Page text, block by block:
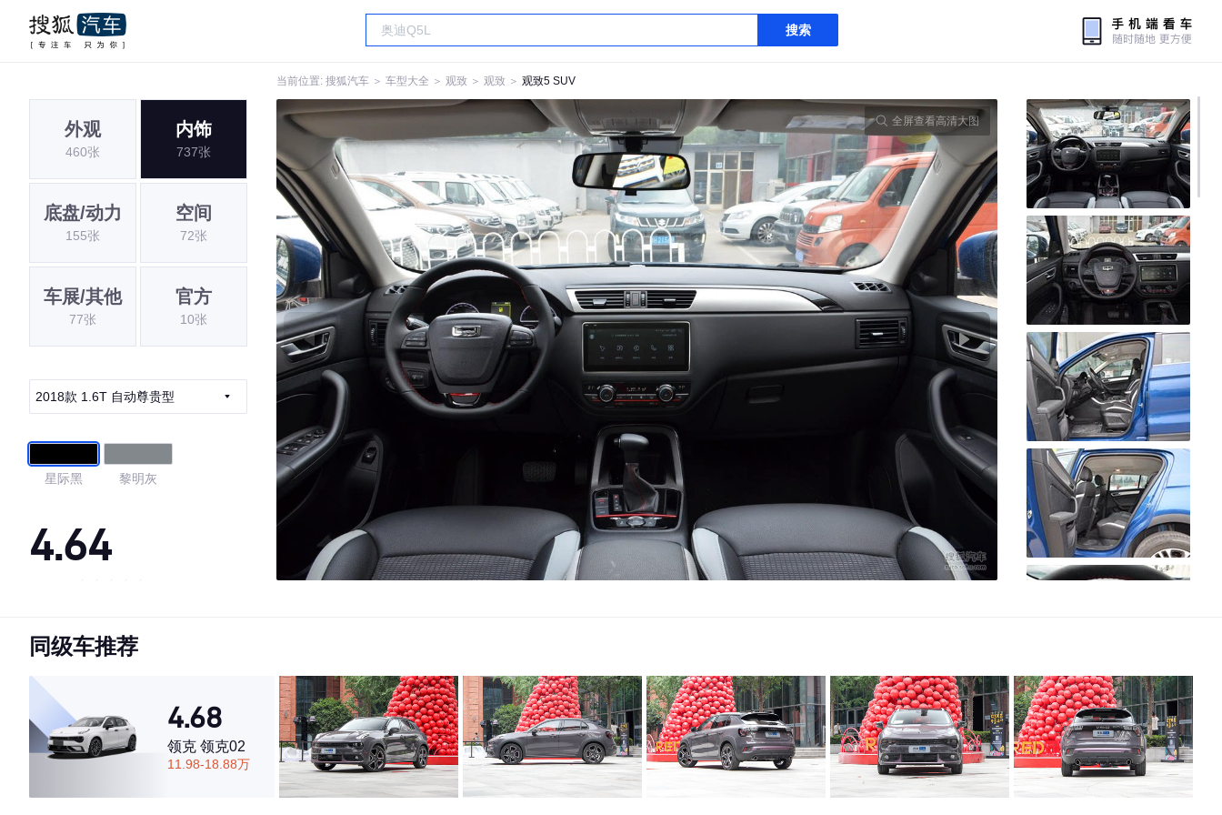
搜索
当前位置: 搜狐汽车 ＞ 车型大全 ＞ 观致 ＞ 观致 ＞ 观致5 SUV
外观
460张
内饰
737张
底盘/动力
155张
空间
72张
车展/其他
77张
官方
10张
2018款 1.6T 自动尊贵型
星际黑 黎明灰
4.64
·内饰表现一般，低于59%同级车
·空间表现较为优秀，优于61%同级车
全屏查看高清大图
同级车推荐
4.68
领克 领克02
11.98-18.88万